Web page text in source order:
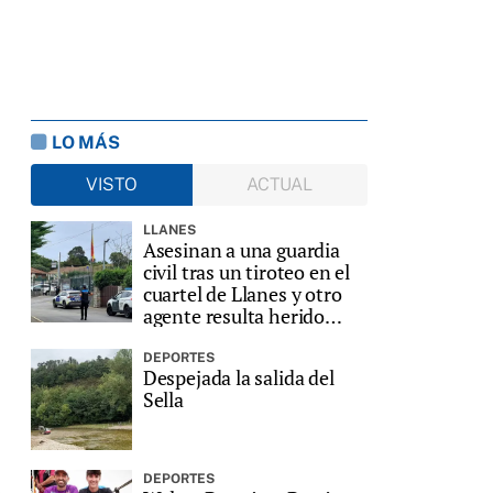
LO MÁS
VISTO
ACTUAL
LLANES
Asesinan a una guardia
civil tras un tiroteo en el
cuartel de Llanes y otro
agente resulta herido
DEPORTES
Despejada la salida del
Sella
DEPORTES